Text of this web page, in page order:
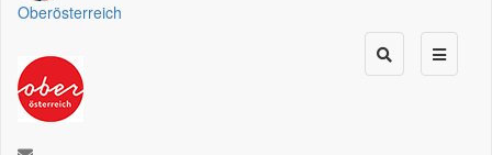
Oberösterreich